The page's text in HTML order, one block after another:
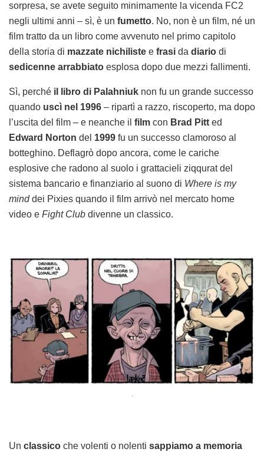
sorpresa, se avete seguito minimamente la vicenda FC2
negli ultimi anni – sì, è un fumetto. No, non è un film, né un
film tratto da un libro come avvenuto nel primo capitolo
della storia di mazzate nichiliste e frasi da diario di
sedicenne arrabbiato esplosa dopo due mezzi fallimenti.
Sì, perché il libro di Palahniuk non fu un grande successo
quando uscì nel 1996 – ripartì a razzo, riscoperto, ma dopo
l’uscita del film – e neanche il film con Brad Pitt ed
Edward Norton del 1999 fu un successo clamoroso al
botteghino. Deflagrò dopo ancora, come le cariche
esplosive che radono al suolo i grattacieli ziqqurat del
sistema bancario e finanziario al suono di Where is my
minddei Pixies quando il film arrivò nel mercato home
video e Fight Club divenne un classico.
.
Un classico che volenti o nolenti sappiamo a memoria